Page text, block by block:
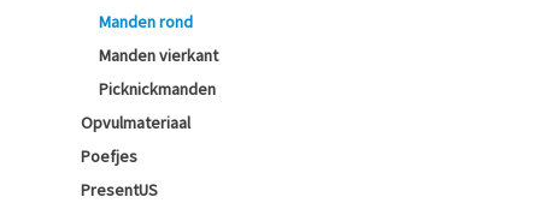
Manden rond
Manden vierkant
Picknickmanden
Opvulmateriaal
Poefjes
PresentUS